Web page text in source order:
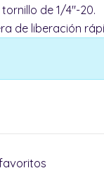
de 1/4"-20.
de liberación